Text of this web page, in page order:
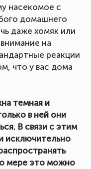
насекомое с
домашнего
даже хомяк или
на
реакции
что у вас дома
темная и
в ней они
В связи с этим
исключительно
мере это можно